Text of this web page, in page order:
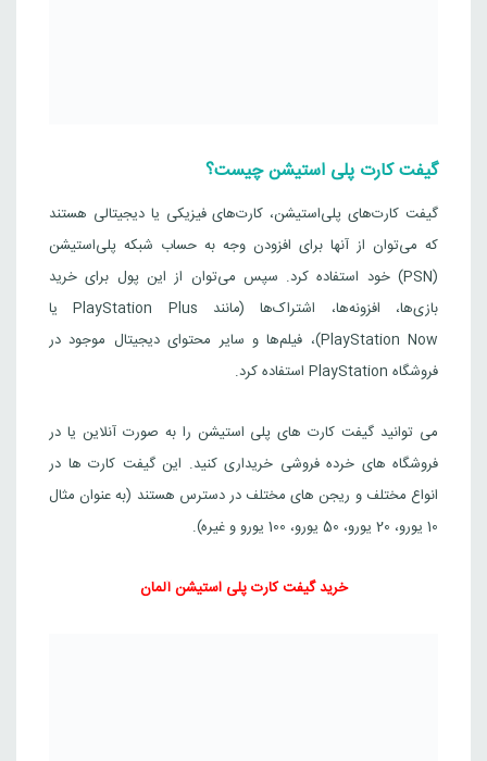
گیفت کارت پلی استیشن چیست؟
گیفت کارت‌های پلی‌استیشن، کارت‌های فیزیکی یا دیجیتالی هستند
که می‌توان از آنها برای افزودن وجه به حساب شبکه پلی‌استیشن
(PSN) خود استفاده کرد. سپس می‌توان از این پول برای خرید
بازی‌ها، افزونه‌ها، اشتراک‌ها (مانند PlayStation Plus یا
PlayStation Now)، فیلم‌ها و سایر محتوای دیجیتال موجود در
فروشگاه PlayStation استفاده کرد.
می توانید گیفت کارت های پلی استیشن را به صورت آنلاین یا در
فروشگاه های خرده فروشی خریداری کنید. این گیفت کارت ها در
انواع مختلف و ریجن های مختلف در دسترس هستند (به عنوان مثال
10 یورو، 20 یورو، 50 یورو، 100 یورو و غیره).
خرید گیفت کارت پلی استیشن آلمان